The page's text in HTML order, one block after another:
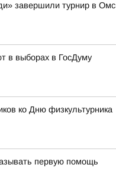
завершили турнир в
в выборах в ГосДуму
ко Дню физкультурника
первую помощь